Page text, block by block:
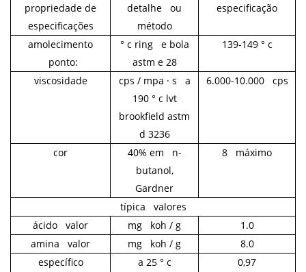
propriedade de
especificações
detalhe ou
método
especificação
amolecimento
ponto:
° c ring e bola
astm e 28
139-149° c
viscosidade
cps / mpa · s a
190 ° c lvt
brookfield astm
d 3236
6.000-10.000 cps
cor
40% em n-
butanol,
Gardner
8 máximo
típica valores
ácido valor
mg koh / g
1.0
amina valor
mg koh / g
8.0
específico
a 25 ° c 0,97